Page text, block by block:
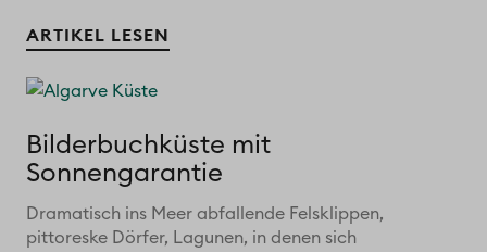
ARTIKEL LESEN
Bilderbuchküste mit
Sonnengarantie
Dramatisch ins Meer abfallende Felsklippen,
pittoreske Dörfer, Lagunen, in denen sich